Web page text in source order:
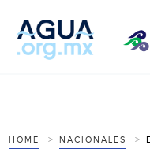
HOME NACIONALES